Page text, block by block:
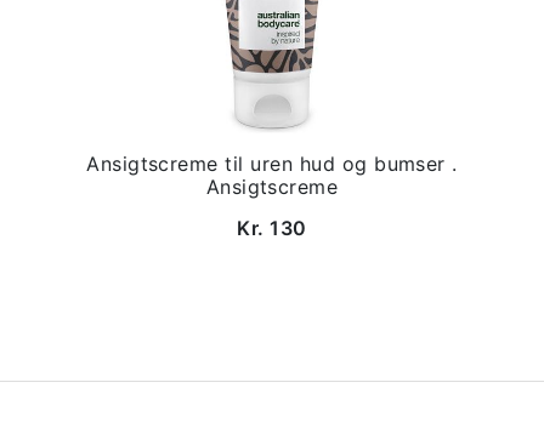
Ansigtscreme til uren hud og bumser .
Ansigtscreme
Kr. 130